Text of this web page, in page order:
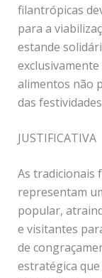
filantrópicas
para a
estande
alimentos não
das
JUSTIFICATIVA
As tradicionais
representam
popular,
e visitantes
de
estratégica